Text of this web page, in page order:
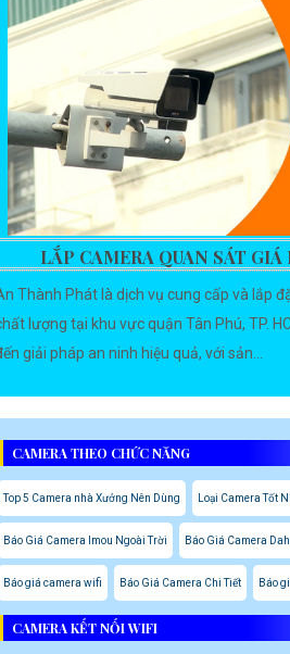
LẮP CAMERA QUAN SÁT GIÁ
Thành Phát là dịch vụ cung cấp và lắp
lượng tại khu vực quận Tân Phú, TP.
giải pháp an ninh hiệu quả, với sản...
CAMERA THEO CHỨC NĂNG
Top 5 Camera nhà Xưởng Nên Dùng Loại Camera Tốt
Báo Giá Camera Imou Ngoài Trời Báo Giá Camera
Báo giá camera wifi Báo Giá Camera Chi Tiết Báo
CAMERA KẾT NỐI WIFI